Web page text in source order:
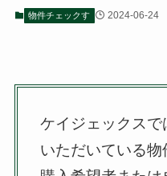
物件チェックす 2024-06-24
ケイジェックス
いただいている物